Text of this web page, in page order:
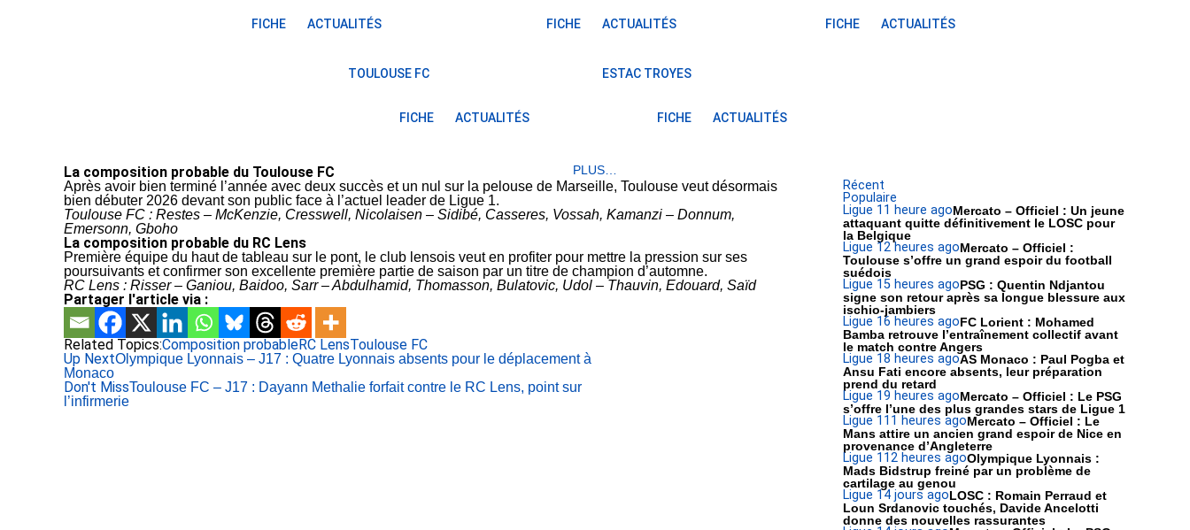
FICHE ACTUALITÉS FICHE ACTUALITÉS FICHE ACTUALITÉS
TOULOUSE FC
FICHE ACTUALITÉS
ESTAC TROYES
FICHE ACTUALITÉS
PLUS…
La composition probable du Toulouse FC
Après avoir bien terminé l’année avec deux succès et un nul sur la pelouse de Marseille, Toulouse veut désormais
bien débuter 2026 devant son public face à l’actuel leader de Ligue 1.
Toulouse FC : Restes – McKenzie, Cresswell, Nicolaisen – Sidibé, Casseres, Vossah, Kamanzi – Donnum,
Emersonn, Gboho
La composition probable du RC Lens
Première équipe du haut de tableau sur le pont, le club lensois veut en profiter pour mettre la pression sur ses
poursuivants et confirmer son excellente première partie de saison par un titre de champion d’automne.
RC Lens : Risser – Ganiou, Baidoo, Sarr – Abdulhamid, Thomasson, Bulatovic, Udol – Thauvin, Edouard, Saïd
Partager l'article via :
Related Topics:Composition probableRC LensToulouse FC
Up NextOlympique Lyonnais – J17 : Quatre Lyonnais absents pour le déplacement à
Monaco
Don't MissToulouse FC – J17 : Dayann Methalie forfait contre le RC Lens, point sur
l’infirmerie
Récent
Populaire
Ligue 1 1 heure agoMercato – Officiel : Un jeune
attaquant quitte définitivement le LOSC pour
la Belgique
Ligue 12 heures agoMercato – Officiel :
Toulouse s’offre un grand espoir du football
suédois
Ligue 15 heures agoPSG : Quentin Ndjantou
signe son retour après sa longue blessure aux
ischio-jambiers
Ligue 16 heures agoFC Lorient : Mohamed
Bamba retrouve l’entraînement collectif avant
le match contre Angers
Ligue 18 heures agoAS Monaco : Paul Pogba et
Ansu Fati encore absents, leur préparation
prend du retard
Ligue 19 heures agoMercato – Officiel : Le PSG
s’offre l’une des plus grandes stars de Ligue 1
Ligue 1 11 heures agoMercato – Officiel : Le
Mans attire un ancien grand espoir de Nice en
provenance d’Angleterre
Ligue 1 12 heures agoOlympique Lyonnais :
Mads Bidstrup freiné par un problème de
cartilage au genou
Ligue 14 jours agoLOSC : Romain Perraud et
Loun Srdanovic touchés, Davide Ancelotti
donne des nouvelles rassurantes